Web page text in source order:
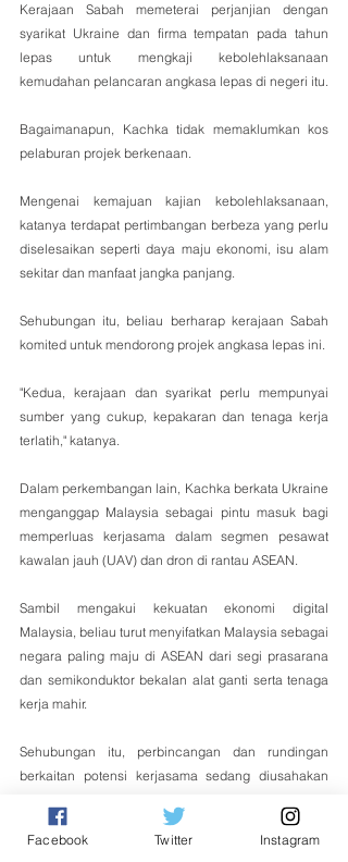
Kerajaan Sabah memeterai perjanjian dengan
syarikat Ukraine dan firma tempatan pada tahun
lepas untuk mengkaji kebolehlaksanaan
kemudahan pelancaran angkasa lepas di negeri itu.
Bagaimanapun, Kachka tidak memaklumkan kos
pelaburan projek berkenaan.
Mengenai kemajuan kajian kebolehlaksanaan,
katanya terdapat pertimbangan berbeza yang perlu
diselesaikan seperti daya maju ekonomi, isu alam
sekitar dan manfaat jangka panjang.
Sehubungan itu, beliau berharap kerajaan Sabah
komited untuk mendorong projek angkasa lepas ini.
"Kedua, kerajaan dan syarikat perlu mempunyai
sumber yang cukup, kepakaran dan tenaga kerja
terlatih," katanya.
Dalam perkembangan lain, Kachka berkata Ukraine
menganggap Malaysia sebagai pintu masuk bagi
memperluas kerjasama dalam segmen pesawat
kawalan jauh (UAV) dan dron di rantau ASEAN.
Sambil mengakui kekuatan ekonomi digital
Malaysia, beliau turut menyifatkan Malaysia sebagai
negara paling maju di ASEAN dari segi prasarana
dan semikonduktor bekalan alat ganti serta tenaga
kerja mahir.
Sehubungan itu, perbincangan dan rundingan
berkaitan potensi kerjasama sedang diusahakan
Nasional
Facebook Twitter Instagram